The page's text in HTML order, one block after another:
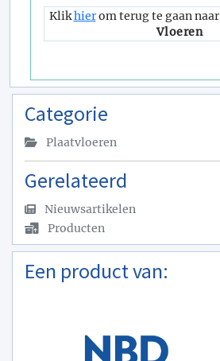
Klikhierom terug te gaan
Vloeren
Categorie
Plaatvloeren
Gerelateerd
Nieuwsartikelen
Producten
Een product van: